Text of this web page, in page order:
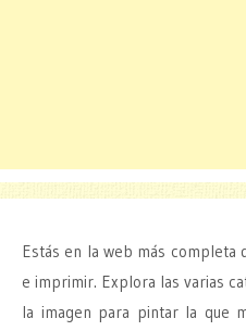
Estás en la web más completa
e imprimir. Explora las varias
la imagen para pintar la que